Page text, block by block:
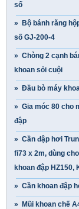
số
» Bộ bánh răng
số GJ-200-4
» Chòng 2 cạnh
khoan sỏi cuội
» Đầu bò máy
» Gia móc 80 cho
đập
» Cần đập hơi
fi73 x 2m, dùng
khoan đập HZ150,
» Cần khoan đập
» Mũi khoan chế